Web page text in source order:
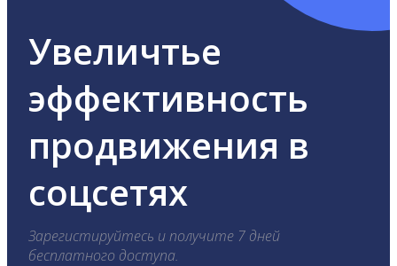
Увеличтье
эффективность
продвижения в
соцсетях
Зарегистируйтесь и получите 7 дней
бесплатного доступа.